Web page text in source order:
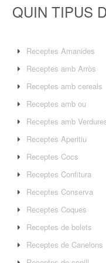
QUIN TIPUS
Receptes Amanides
Receptes amb Arròs
Receptes amb cereals
Receptes amb ou
Receptes amb
Receptes Aperitiu
Receptes Cocs
Receptes Confitura
Receptes Conserva
Receptes Coques
Receptes de bolets
Receptes de Canelons